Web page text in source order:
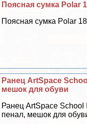
Поясная сумка Polar
Поясная сумка Polar
Ранец ArtSpace
мешок для обуви
Ранец ArtSpace School
пенал, мешок для